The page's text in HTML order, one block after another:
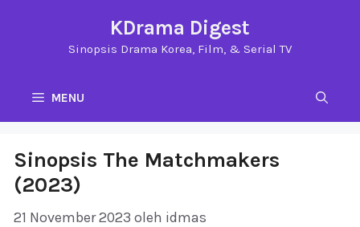
KDrama Digest
Sinopsis Drama Korea, Film, & Serial TV
MENU
Sinopsis The Matchmakers
(2023)
21 November 2023 oleh idmas